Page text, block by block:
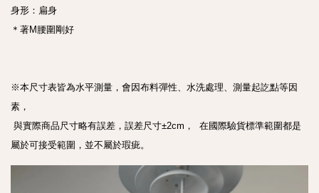
身形：扁身
＊著M腰圍剛好
※本尺寸表皆為水平測量，會因布料彈性、水洗處理、測量起訖點等因
素，
屬於可接受範圍，並不屬於瑕疵。